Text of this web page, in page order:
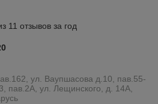
11 отзывов за год
ул. Ваупшасова д.10, пав.55-
пав.2А, ул. Лещинского, д. 14А,